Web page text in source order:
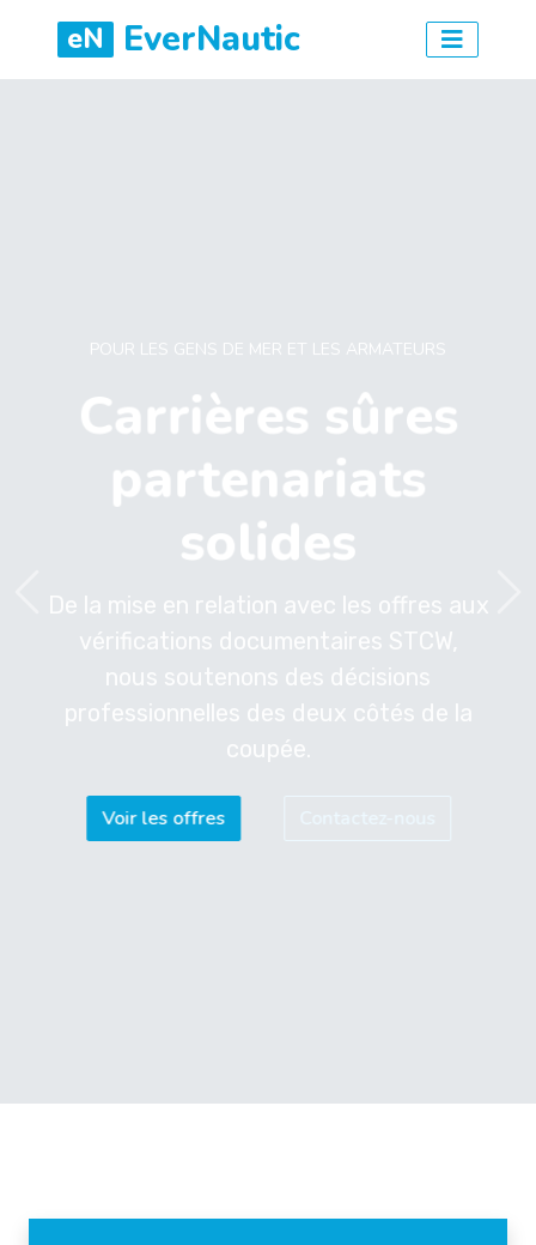
eN EverNautic
POUR LES GENS DE MER ET LES ARMATEURS
Carrières sûres
partenariats
solides
De la mise en relation avec les offres aux
vérifications documentaires STCW,
nous soutenons des décisions
professionnelles des deux côtés de la
coupée.
Voir les offres